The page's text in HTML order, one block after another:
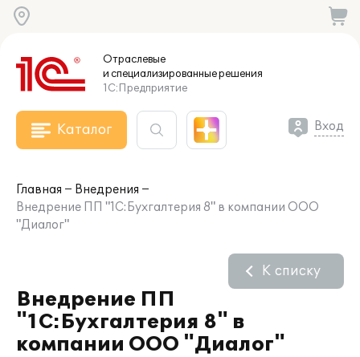
Отраслевые
и специализированныерешения
1С:Предприятие
Каталог Вход
Главная
Внедрения
Внедрение ПП "1С:Бухгалтерия 8" в компании ООО
"Диалог"
Внедрение ПП
"1С:Бухгалтерия 8" в
компании ООО "Диалог"
К списку